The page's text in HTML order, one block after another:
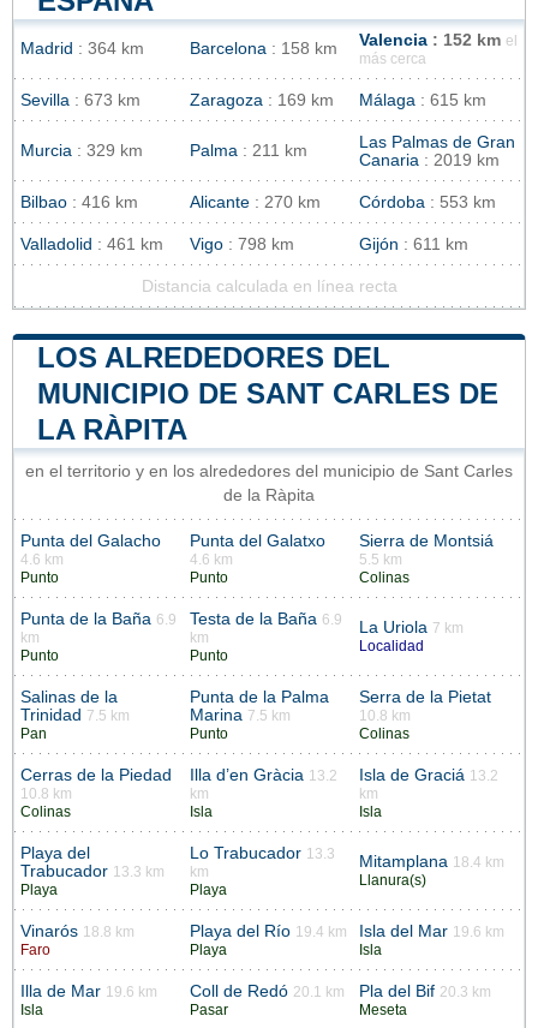
Madrid : 364 km Barcelona : 158 km Valencia : 152 km el
más cerca
Sevilla : 673 km Zaragoza : 169 km Málaga : 615 km
Murcia : 329 km Palma : 211 km
Las Palmas de Gran
Canaria : 2019 km
Bilbao : 416 km Alicante : 270 km Córdoba : 553 km
Valladolid : 461 km Vigo : 798 km Gijón : 611 km
Distancia calculada en línea recta
LOS ALREDEDORES DEL
MUNICIPIO DE SANT CARLES DE
LA RÀPITA
en el territorio y en los alrededores del municipio de Sant Carles
de la Ràpita
Punta del Galacho
4.6 km
Punto
Punta del Galatxo
4.6 km
Punto
Sierra de Montsiá
5.5 km
Colinas
Punta de la Baña 6.9
km
Punto
Testa de la Baña 6.9
km
Punto
La Uriola 7 km
Localidad
Salinas de la
Trinidad 7.5 km
Pan
Punta de la Palma
Marina 7.5 km
Punto
Serra de la Pietat
10.8 km
Colinas
Cerras de la Piedad
10.8 km
Colinas
Illa d’en Gràcia 13.2
km
Isla
Isla de Graciá 13.2
km
Isla
Playa del
Trabucador 13.3 km
Playa
Lo Trabucador 13.3
km
Playa
Mitamplana 18.4 km
Llanura(s)
Vinarós 18.8 km
Faro
Playa del Río 19.4 km
Playa
Isla del Mar 19.6 km
Isla
Illa de Mar 19.6 km
Isla
Coll de Redó 20.1 km
Pasar
Pla del Bif 20.3 km
Meseta